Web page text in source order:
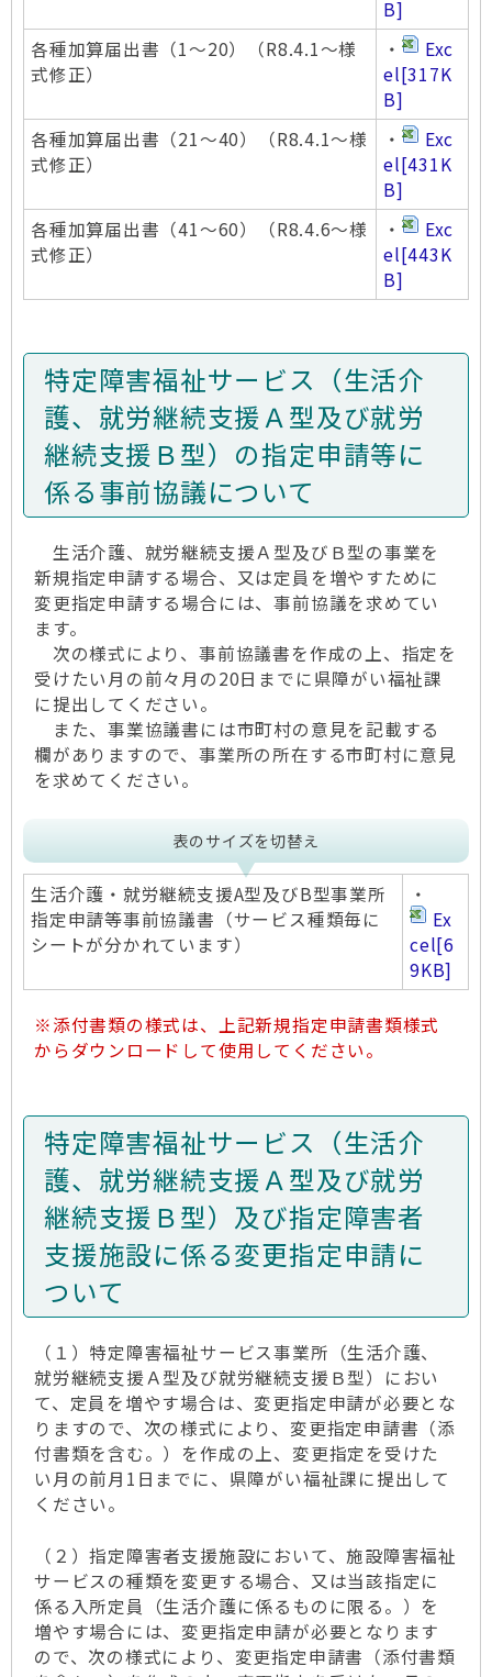
B]
各種加算届出書（1～20）（R8.4.1～様
式修正）
・
Exc
el[317K
B]
各種加算届出書（21～40）（R8.4.1～様
式修正）
・
Exc
el[431K
B]
各種加算届出書（41～60）（R8.4.6～様
式修正）
・
Exc
el[443K
B]
特定障害福祉サービス（生活介
護、就労継続支援Ａ型及び就労
継続支援Ｂ型）の指定申請等に
係る事前協議について
生活介護、就労継続支援Ａ型及びＢ型の事業を
新規指定申請する場合、又は定員を増やすために
変更指定申請する場合には、事前協議を求めてい
ます。
次の様式により、事前協議書を作成の上、指定を
受けたい月の前々月の20日までに県障がい福祉課
に提出してください。
また、事業協議書には市町村の意見を記載する
欄がありますので、事業所の所在する市町村に意見
を求めてください。
表のサイズを切替え
生活介護・就労継続支援A型及びB型事業所
指定申請等事前協議書（サービス種類毎に
シートが分かれています）
・
Ex
cel[6
9KB]
※添付書類の様式は、上記新規指定申請書類様式
からダウンロードして使用してください。
特定障害福祉サービス（生活介
護、就労継続支援Ａ型及び就労
継続支援Ｂ型）及び指定障害者
支援施設に係る変更指定申請に
ついて
（１）特定障害福祉サービス事業所（生活介護、
就労継続支援Ａ型及び就労継続支援Ｂ型）におい
て、定員を増やす場合は、変更指定申請が必要とな
りますので、次の様式により、変更指定申請書（添
付書類を含む。）を作成の上、変更指定を受けた
い月の前月1日までに、県障がい福祉課に提出して
ください。
（２）指定障害者支援施設において、施設障害福祉
サービスの種類を変更する場合、又は当該指定に
係る入所定員（生活介護に係るものに限る。）を
増やす場合には、変更指定申請が必要となります
ので、次の様式により、変更指定申請書（添付書類